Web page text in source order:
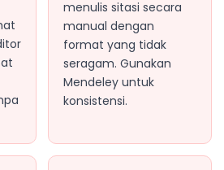
menulis sitasi secara
manual dengan
format yang tidak
seragam. Gunakan
Mendeley untuk
konsistensi.